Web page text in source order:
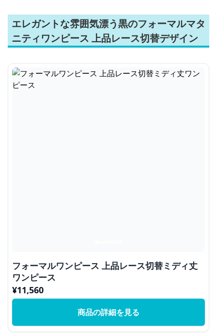
エレガントな雰囲気漂う黒のフォーマルマタ
ニティワンピース 上品レース切替デザイン
フォーマルワンピース 上品レース切替ミディ丈
ワンピース
¥11,560
商品の詳細を見る